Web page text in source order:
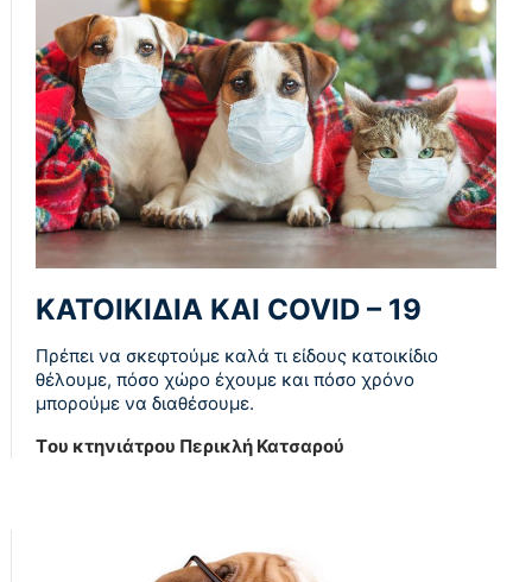
ΚΑΤΟΙΚΙΔΙΑ ΚΑΙ COVID – 19
Πρέπει να σκεφτούμε καλά τι είδους κατοικίδιο
θέλουμε, πόσο χώρο έχουμε και πόσο χρόνο
μπορούμε να διαθέσουμε.
Tου κτηνιάτρου Περικλή Κατσαρού